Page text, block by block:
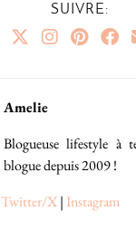
SUIVRE:
Amelie
Blogueuse lifestyle à
blogue depuis 2009 !
Twitter/X| Instagram